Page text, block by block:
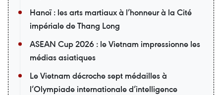
Hanoï : les arts martiaux à l’honneur à la Cité
impériale de Thang Long
ASEAN Cup 2026 : le Vietnam impressionne les
médias asiatiques
Le Vietnam décroche sept médailles à
l’Olympiade internationale d’intelligence